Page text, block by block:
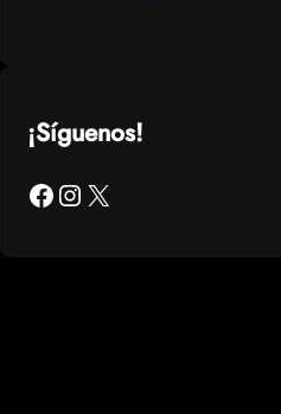
¡Síguenos!
Facebook Instagram X